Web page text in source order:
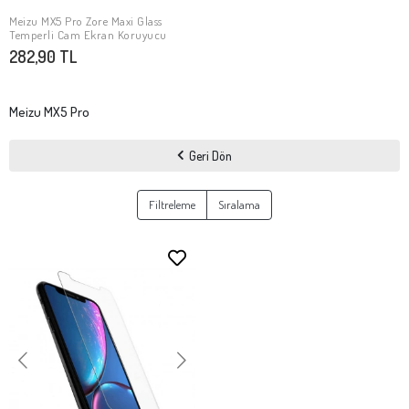
Stokta Yok
Meizu MX5 Pro Zore Maxi Glass
Temperli Cam Ekran Koruyucu
282,90 TL
Meizu MX5 Pro
Geri Dön
Filtreleme Sıralama